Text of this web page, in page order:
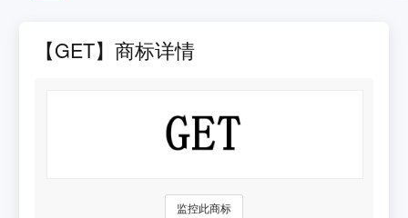
【GET】商标详情
监控此商标